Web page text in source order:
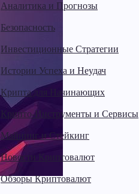
Аналитика и Прогнозы
Безопасность
Инвестиционные Стратегии
Истории Успеха и Неудач
Крипта для Начинающих
Крипто-Инструменты и Сервисы
Майнинг и Стейкинг
Новости Криптовалют
Обзоры Криптовалют